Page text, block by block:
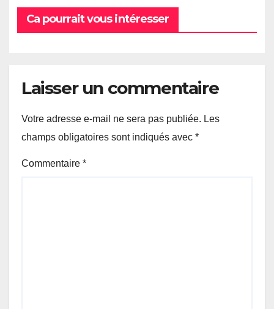
Ca pourrait vous intéresser
Laisser un commentaire
Votre adresse e-mail ne sera pas publiée. Les
champs obligatoires sont indiqués avec *
Commentaire *